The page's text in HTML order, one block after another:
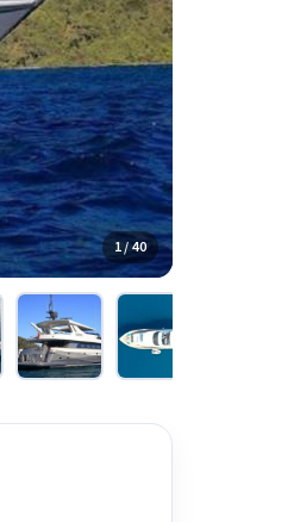
1 / 40